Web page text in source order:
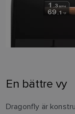
En bättre vy
Dragonfly är